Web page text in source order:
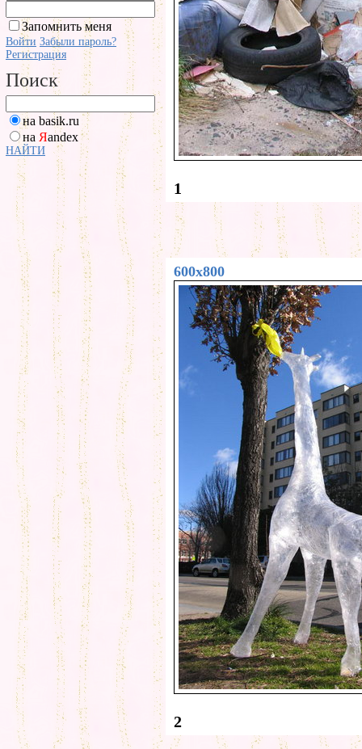
Запомнить меня
Войти Забыли пароль?
Регистрация
Поиск
на basik.ru
на Яandex
НАЙТИ
1
600x800
2